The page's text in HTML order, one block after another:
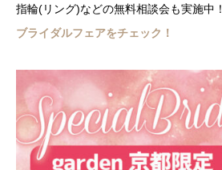
指輪(リング)などの無料相談会も実施中！
ブライダルフェアをチェック！